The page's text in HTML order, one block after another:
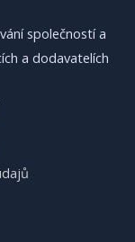
společností a
a dodavatelích